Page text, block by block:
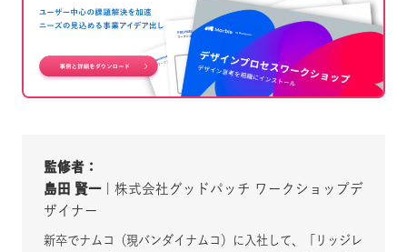
監修者：
島田 賢一 | 株式会社グッドパッチ ワークショップデ
ザイナー
新卒でナムコ（現バンダイナムコ）に入社して、「リッジレ